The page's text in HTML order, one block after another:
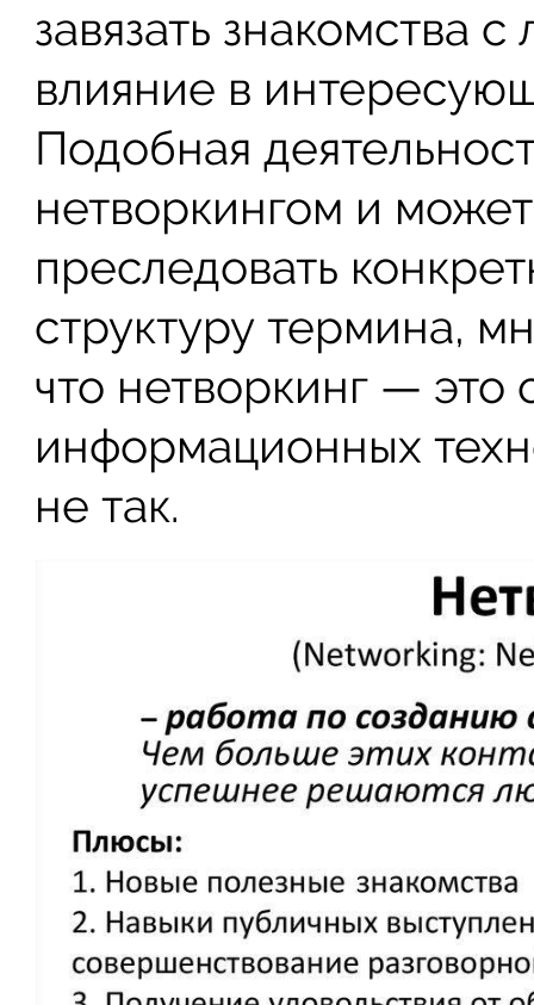
завязать знакомства
влияние в
Подобная
нетворкингом и
преследовать
структуру термина,
что нетворкинг — это
информационных
не так.